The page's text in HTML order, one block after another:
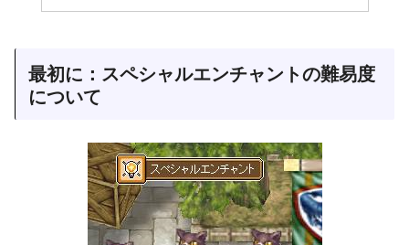
最初に：スペシャルエンチャントの難易度
について